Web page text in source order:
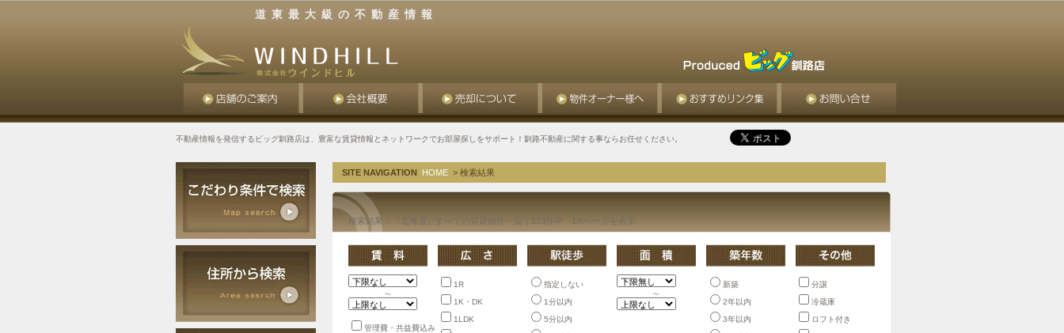
道東最大級の不動産情報
不動産情報を発信するビッグ釧路店は、豊富な賃貸情報とネットワークでお部屋探しをサポート！釧路不動産に関する事ならお任せください。
SITE NAVIGATION HOME > 検索結果
検索結果：『北海道』すべての賃貸物件一覧｜ 153件中 1/6ページを表示
～
管理費・共益費込み
1R
1K・DK
1LDK
指定しない
1分以内
5分以内
～
新築
2年以内
3年以内
分譲
冷蔵庫
ロフト付き